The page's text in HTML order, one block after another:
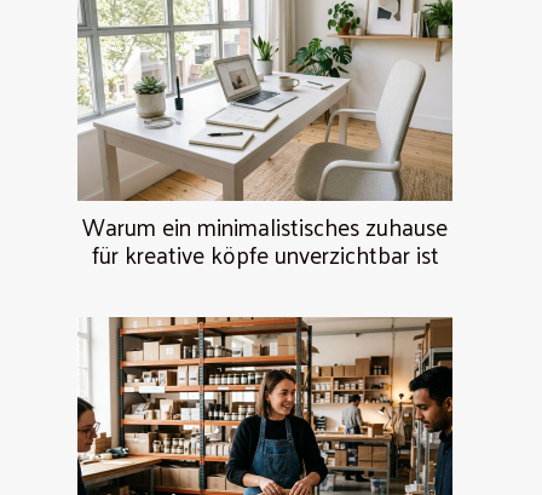
Warum ein minimalistisches zuhause
für kreative köpfe unverzichtbar ist